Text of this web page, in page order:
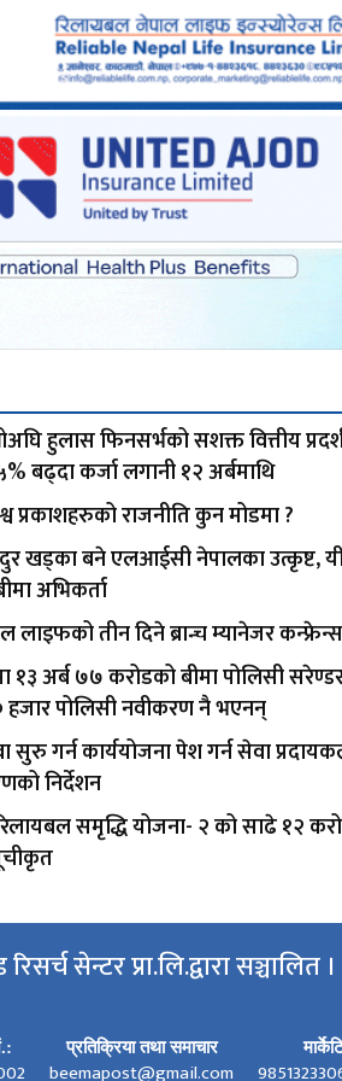
हुलास फिनसर्भको सशक्त वित्तीय
बढ्दा कर्जा लगानी १२ अर्बमाथि
प्रकाशहरुको राजनीति कुन मोडमा ?
खड्का बने एलआईसी नेपालका उत्कृष्ट,
अभिकर्ता
लाइफको तीन दिने ब्रान्च म्यानेजर
१३ अर्ब ७७ करोडको बीमा पोलिसी
पोलिसी नवीकरण नै भएनन्
सुरु गर्न कार्ययोजना पेश गर्न सेवा
निर्देशन
समृद्धि योजना- २ को साढे १२
सेन्टर प्रा.लि.द्वारा सञ्चालित ।
प्रतिक्रिया तथा समाचार
beemapost@gmail.com